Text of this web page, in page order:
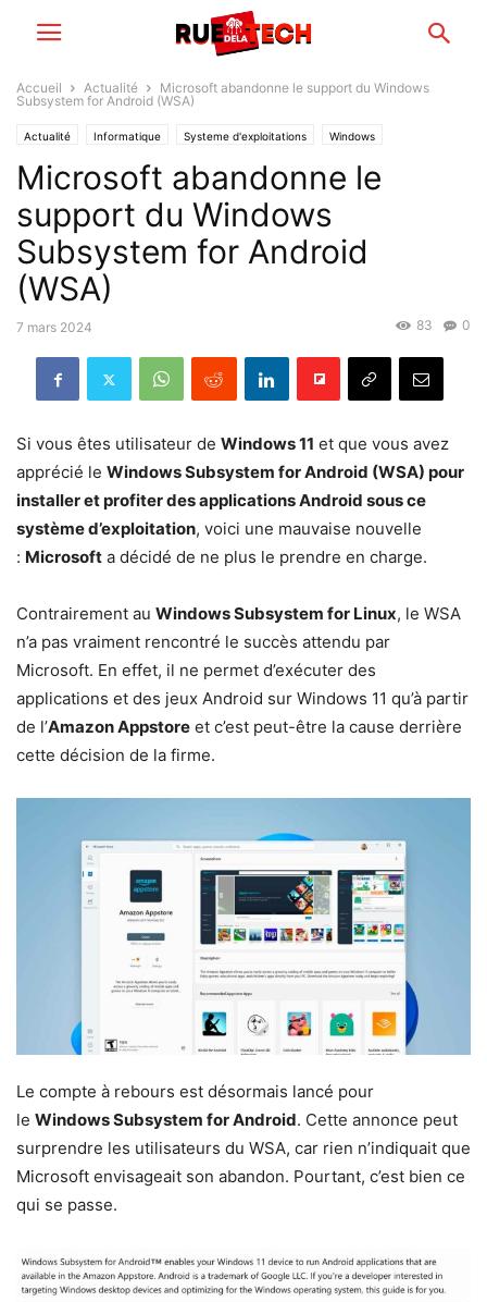
Accueil Actualité
Microsoft abandonne le support du Windows
Subsystem for Android (WSA)
Actualité Informatique Systeme d'exploitations Windows
Microsoft abandonne le
support du Windows
Subsystem for Android
(WSA)
7 mars 2024 0
83
Si vous êtes utilisateur de Windows 11 et que vous avez
apprécié le Windows Subsystem for Android (WSA) pour
installer et profiter des applications Android sous ce
système d’exploitation, voici une mauvaise nouvelle
: Microsoft a décidé de ne plus le prendre en charge.
Contrairement au Windows Subsystem for Linux, le WSA
n’a pas vraiment rencontré le succès attendu par
Microsoft. En effet, il ne permet d’exécuter des
applications et des jeux Android sur Windows 11 qu’à partir
de l’Amazon Appstore et c’est peut-être la cause derrière
cette décision de la firme.
Le compte à rebours est désormais lancé pour
le Windows Subsystem for Android. Cette annonce peut
surprendre les utilisateurs du WSA, car rien n’indiquait que
Microsoft envisageait son abandon. Pourtant, c’est bien ce
qui se passe.